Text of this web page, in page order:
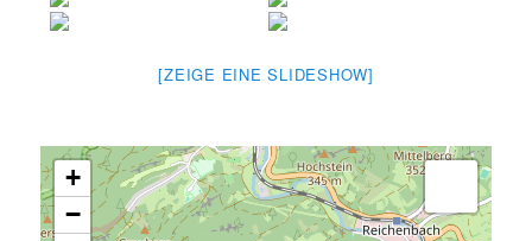
[ZEIGE EINE SLIDESHOW]
+
−